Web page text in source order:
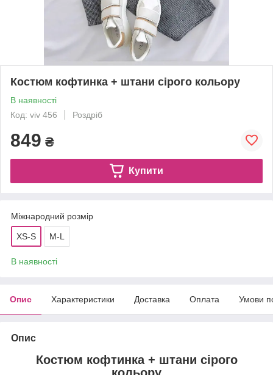
Костюм кофтинка + штани сірого кольору
В наявності
Код: viv 456
Роздріб
849 ₴
Купити
Міжнародний розмір
XS-S M-L
В наявності
Опис Характеристики Доставка Оплата Умови
Опис
Костюм кофтинка + штани сірого